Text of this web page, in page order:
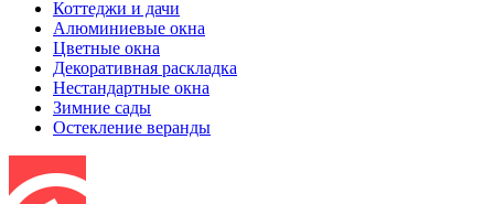
Коттеджи и дачи
Алюминиевые окна
Цветные окна
Декоративная раскладка
Нестандартные окна
Зимние сады
Остекление веранды